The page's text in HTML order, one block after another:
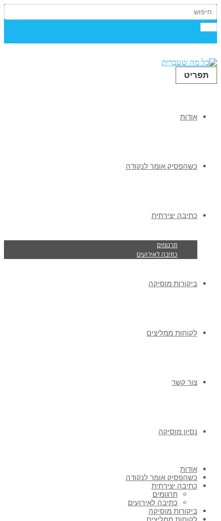
תפריט
אודות
כשהפסיק אומר לנקודה
כתיבה יצירתית
תרגומים
כתיבה לאירועים
ביקורות מוסיקה
לקוחות ממליצים
צור קשר
נסיון מוסיקה
אודות
כשהפסיק אומר לנקודה
כתיבה יצירתית
תרגומים
כתיבה לאירועים
ביקורות מוסיקה
לקוחות ממליצים